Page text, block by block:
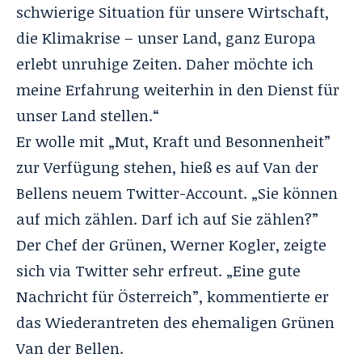
schwierige Situation für unsere Wirtschaft,
die Klimakrise – unser Land, ganz Europa
erlebt unruhige Zeiten. Daher möchte ich
meine Erfahrung weiterhin in den Dienst für
unser Land stellen.“
Er wolle mit „Mut, Kraft und Besonnenheit”
zur Verfügung stehen, hieß es auf Van der
Bellens neuem Twitter-Account. „Sie können
auf mich zählen. Darf ich auf Sie zählen?”
Der Chef der Grünen, Werner Kogler, zeigte
sich via Twitter sehr erfreut. „Eine gute
Nachricht für Österreich”, kommentierte er
das Wiederantreten des ehemaligen Grünen
Van der Bellen.